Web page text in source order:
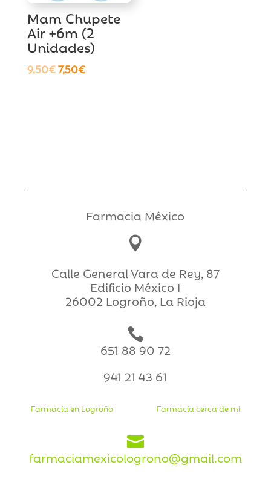
Mam Chupete
Air +6m (2
Unidades)
9,50€El
7,50€El
Farmacia México

Calle General Vara de Rey, 87
Edificio México I
26002 Logroño, La Rioja

651 88 90 72
941 21 43 61
Farmacia en Logroño Farmacia cerca de mi

farmaciamexicologrono@gmail.com